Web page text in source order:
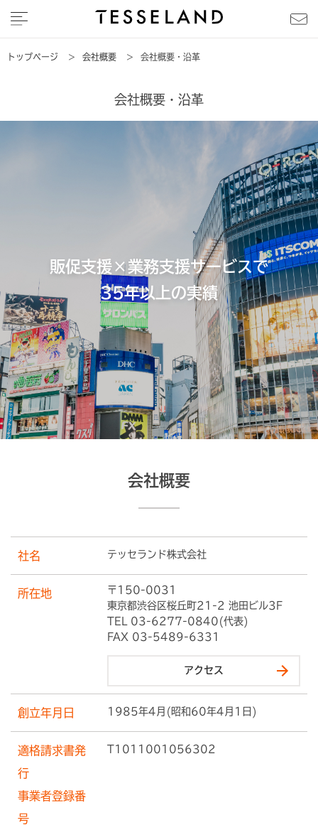
トップページ > 会社概要 > 会社概要・沿革
会社概要・沿革
販促支援×業務支援サービスで
35年以上の実績
会社概要
社名 テッセランド株式会社
所在地
〒150-0031
東京都渋谷区桜丘町21-2 池田ビル3F
TEL 03-6277-0840(代表)
FAX 03-5489-6331
アクセス
創立年月日 1985年4月(昭和60年4月1日)
適格請求書発
行
事業者登録番
号
T1011001056302